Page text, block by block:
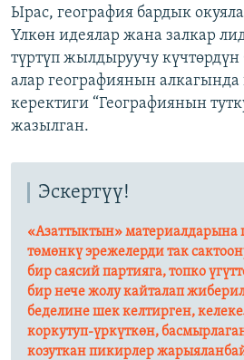
Ырас, география бардык
Үлкөн идеялар жана залкар
түртүп жылдыруучу күчтөрдүн
алар географиянын
керектиги “Географиянын
жазылган.
Эскертүү!
«Азаттыктын» материалдарына
төмөнкү эрежелерди так
бир саясий партияга, топко
бир нече жолу кайталап
беделине шек келтирген,
коркутуп-үркүткөн,
козуткан пикирлер